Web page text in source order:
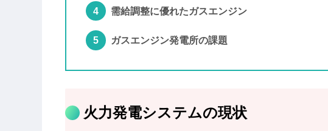
需給調整に優れたガスエンジン
ガスエンジン発電所の課題
火力発電システムの現状